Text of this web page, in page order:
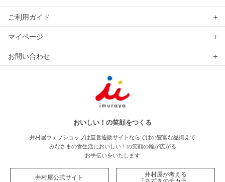
ご利用ガイド
マイページ
お問い合わせ
おいしい！の笑顔をつくる
井村屋ウェブショップは直営通販サイトならではの豊富な品揃えで
みなさまの食生活においしい！の笑顔の輪が広がる
お手伝いをいたします
井村屋公式サイト
井村屋が考える